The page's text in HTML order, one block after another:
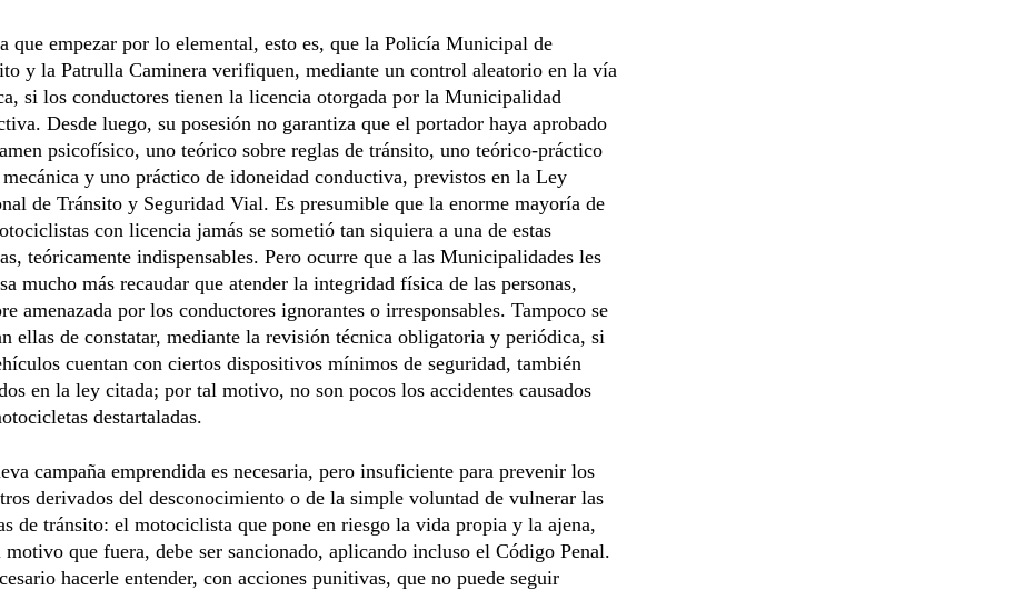
que empezar por lo elemental, esto es, que la Policía Municipal de
y la Patrulla Caminera verifiquen, mediante un control aleatorio en la vía
si los conductores tienen la licencia otorgada por la Municipalidad
Desde luego, su posesión no garantiza que el portador haya aprobado
psicofísico, uno teórico sobre reglas de tránsito, uno teórico-práctico
mecánica y uno práctico de idoneidad conductiva, previstos en la Ley
de Tránsito y Seguridad Vial. Es presumible que la enorme mayoría de
con licencia jamás se sometió tan siquiera a una de estas
teóricamente indispensables. Pero ocurre que a las Municipalidades les
mucho más recaudar que atender la integridad física de las personas,
amenazada por los conductores ignorantes o irresponsables. Tampoco se
ellas de constatar, mediante la revisión técnica obligatoria y periódica, si
cuentan con ciertos dispositivos mínimos de seguridad, también
en la ley citada; por tal motivo, no son pocos los accidentes causados
destartaladas.
campaña emprendida es necesaria, pero insuficiente para prevenir los
derivados del desconocimiento o de la simple voluntad de vulnerar las
de tránsito: el motociclista que pone en riesgo la vida propia y la ajena,
motivo que fuera, debe ser sancionado, aplicando incluso el Código Penal.
hacerle entender, con acciones punitivas, que no puede seguir